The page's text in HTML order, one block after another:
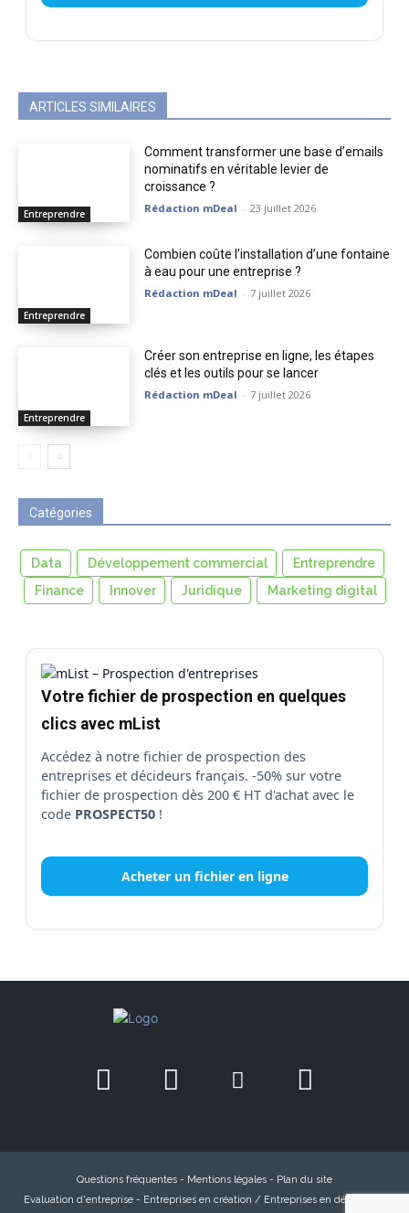
ARTICLES SIMILAIRES
Entreprendre
Comment transformer une base d’emails
nominatifs en véritable levier de
croissance ?
Rédaction mDeal - 23 juillet 2026
Entreprendre
Combien coûte l’installation d’une fontaine
à eau pour une entreprise ?
Rédaction mDeal - 7 juillet 2026
Entreprendre
Créer son entreprise en ligne, les étapes
clés et les outils pour se lancer
Rédaction mDeal - 7 juillet 2026
Catégories
Data Développement commercial
Entreprendre
Finance
Innover Juridique Marketing digital
Votre fichier de prospection en quelques
clics avec mList
Accédez à notre fichier de prospection des
entreprises et décideurs français. -50% sur votre
fichier de prospection dès 200 € HT d'achat avec le
code PROSPECT50 !
Acheter un fichier en ligne
Questions fréquentes - Mentions légales - Plan du site
Evaluation d'entreprise- Entreprises en création / Entreprises en défaillance